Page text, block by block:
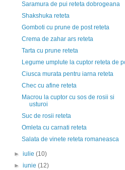
Saramura de pui reteta dobrogeana
Shakshuka reteta
Gomboti cu prune de post reteta
Crema de zahar ars reteta
Tarta cu prune reteta
Legume umplute la cuptor reteta de
Ciusca murata pentru iarna reteta
Chec cu afine reteta
Macrou la cuptor cu sos de rosii si
usturoi
Suc de rosii reteta
Omleta cu carnati reteta
Salata de vinete reteta romaneasca
►iulie(10)
►iunie(12)